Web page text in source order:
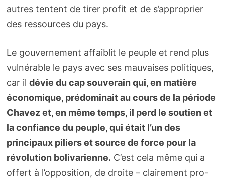
autres tentent de tirer profit et de s’approprier
des ressources du pays.
Le gouvernement affaiblit le peuple et rend plus
vulnérable le pays avec ses mauvaises politiques,
car il dévie du cap souverain qui, en matière
économique, prédominait au cours de la période
Chavez et, en même temps, il perd le soutien et
la confiance du peuple, qui était l’un des
principaux piliers et source de force pour la
révolution bolivarienne. C’est cela même qui a
offert à l’opposition, de droite – clairement pro-